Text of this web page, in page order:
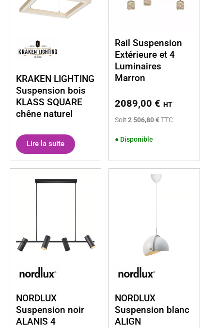
KRAKEN LIGHTING
Suspension bois
KLASS SQUARE
chêne naturel
Lire la suite
Rail Suspension
Extérieure et 4
Luminaires
Marron
2089,00 € HT
Soit 2 506,80 €TTC
● Disponible
NORDLUX
Suspension noir
ALANIS 4
NORDLUX
Suspension blanc
ALIGN